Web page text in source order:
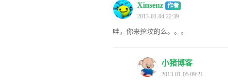
Xinsenz 作者
2013-01-04 22:39
哇，你来挖坟的么。。。
小猪博客
2013-01-05 09:21